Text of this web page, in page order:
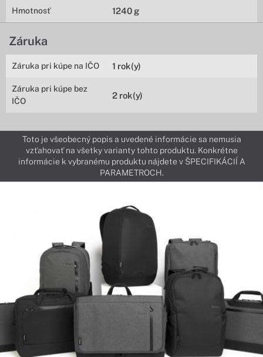
Hmotnosť 1240 g
Záruka
Záruka pri kúpe na IČO 1 rok(y)
Záruka pri kúpe bez
IČO
2 rok(y)
Toto je všeobecný popis a uvedené informácie sa nemusia
vzťahovať na všetky varianty tohto produktu. Konkrétne
informácie k vybranému produktu nájdete v ŠPECIFIKÁCIÍ A
PARAMETROCH.